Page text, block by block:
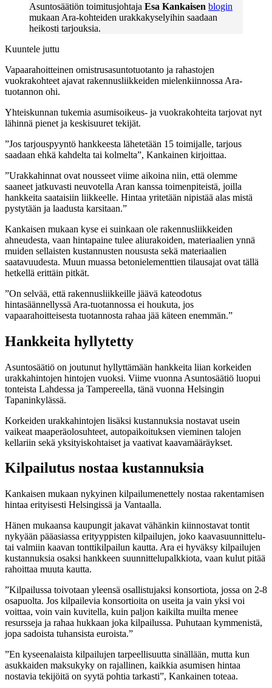
Asuntosäätiön toimitusjohtaja Esa Kankaisen blogin
mukaan Ara-kohteiden urakkakyselyihin saadaan
heikosti tarjouksia.
Kuuntele juttu
Vapaarahoitteinen omistrusasuntotuotanto ja rahastojen
vuokrakohteet ajavat rakennusliikkeiden mielenkiinnossa Ara-
tuotannon ohi.
Yhteiskunnan tukemia asumisoikeus- ja vuokrakohteita tarjovat nyt
lähinnä pienet ja keskisuuret tekijät.
”Jos tarjouspyyntö hankkeesta lähetetään 15 toimijalle, tarjous
saadaan ehkä kahdelta tai kolmelta”, Kankainen kirjoittaa.
”Urakkahinnat ovat nousseet viime aikoina niin, että olemme
saaneet jatkuvasti neuvotella Aran kanssa toimenpiteistä, joilla
hankkeita saataisiin liikkeelle. Hintaa yritetään nipistää alas mistä
pystytään ja laadusta karsitaan.”
Kankaisen mukaan kyse ei suinkaan ole rakennusliikkeiden
ahneudesta, vaan hintapaine tulee aliurakoiden, materiaalien ynnä
muiden sellaisten kustannusten noususta sekä materiaalien
saatavuudesta. Muun muassa betonielementtien tilausajat ovat tällä
hetkellä erittäin pitkät.
”On selvää, että rakennusliikkeille jäävä kateodotus
hintasäännellyssä Ara-tuotannossa ei houkuta, jos
vapaarahoitteisesta tuotannosta rahaa jää käteen enemmän.”
Hankkeita hyllytetty
Asuntosäätiö on joutunut hyllyttämään hankkeita liian korkeiden
urakkahintojen hintojen vuoksi. Viime vuonna Asuntosäätiö luopui
tonteista Lahdessa ja Tampereella, tänä vuonna Helsingin
Tapaninkylässä.
Korkeiden urakkahintojen lisäksi kustannuksia nostavat usein
vaikeat maaperäolosuhteet, autopaikoituksen vieminen talojen
kellariin sekä yksityiskohtaiset ja vaativat kaavamääräykset.
Kilpailutus nostaa kustannuksia
Kankaisen mukaan nykyinen kilpailumenettely nostaa rakentamisen
hintaa erityisesti Helsingissä ja Vantaalla.
Hänen mukaansa kaupungit jakavat vähänkin kiinnostavat tontit
nykyään pääasiassa erityyppisten kilpailujen, joko kaavasuunnittelu-
tai valmiin kaavan tonttikilpailun kautta. Ara ei hyväksy kilpailujen
kustannuksia osaksi hankkeen suunnittelupalkkiota, vaan kulut pitää
rahoittaa muuta kautta.
”Kilpailussa toivotaan yleensä osallistujaksi konsortiota, jossa on 2-8
osapuolta. Jos kilpailevia konsortioita on useita ja vain yksi voi
voittaa, voin vain kuvitella, kuin paljon kaikilta muilta menee
resursseja ja rahaa hukkaan joka kilpailussa. Puhutaan kymmenistä,
jopa sadoista tuhansista euroista.”
”En kyseenalaista kilpailujen tarpeellisuutta sinällään, mutta kun
asukkaiden maksukyky on rajallinen, kaikkia asumisen hintaa
nostavia tekijöitä on syytä pohtia tarkasti”, Kankainen toteaa.